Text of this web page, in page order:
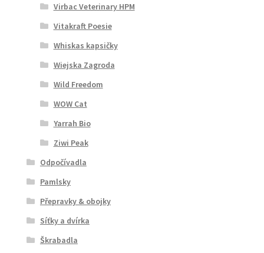
Virbac Veterinary HPM
Vitakraft Poesie
Whiskas kapsičky
Wiejska Zagroda
Wild Freedom
WOW Cat
Yarrah Bio
Ziwi Peak
Odpočívadla
Pamlsky
Přepravky & obojky
Síťky a dvírka
Škrabadla